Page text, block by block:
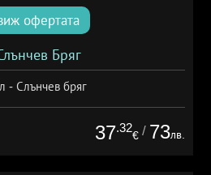
офертата
Бряг
- Слънчев бряг
37.32
€ / 73лв.